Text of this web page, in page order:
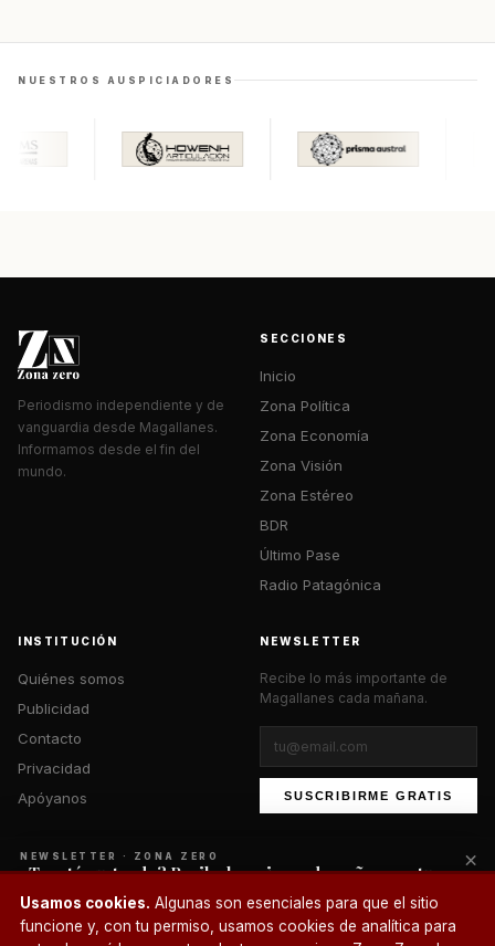
NUESTROS AUSPICIADORES
Periodismo independiente y de
vanguardia desde Magallanes.
Informamos desde el fin del
mundo.
SECCIONES
Inicio
Zona Política
Zona Economía
Zona Visión
Zona Estéreo
BDR
Último Pase
Radio Patagónica
INSTITUCIÓN
Quiénes somos
Publicidad
Contacto
Privacidad
Apóyanos
NEWSLETTER
Recibe lo más importante de
Magallanes cada mañana.
SUSCRIBIRME GRATIS
© 2026 Zona Zero Media. Todos los derechos reservados.
Usamos cookies. Algunas son esenciales para que el sitio
funcione y, con tu permiso, usamos cookies de analítica para
¿Un café?
NEWSLETTER · ZONA ZERO
¿Te está gustando? Recibe lo mejor cada mañana en tu
correo.
SUSCRIBIRME
×